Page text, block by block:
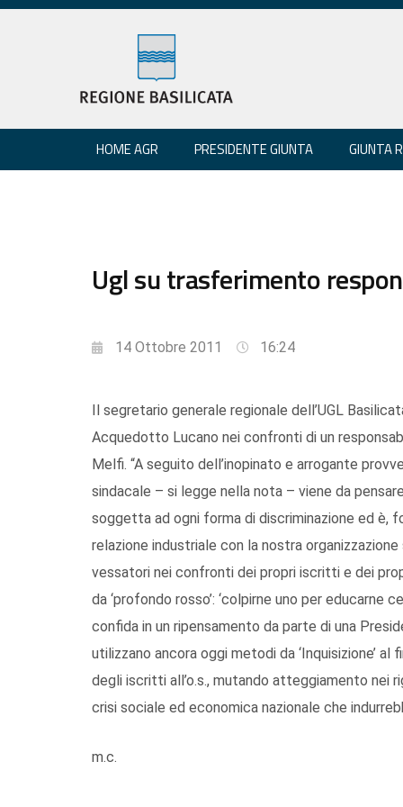
HOME AGR PRESIDENTE GIUNTA GIUNTA
Ugl su trasferimento
14 Ottobre 2011 16:24
Il segretario generale regionale dell’UGL
Acquedotto Lucano nei confronti di un
Melfi. “A seguito dell’inopinato e arrogante
sindacale – si legge nella nota – viene da
soggetta ad ogni forma di discriminazione ed è,
relazione industriale con la nostra
vessatori nei confronti dei propri iscritti e dei
da ‘profondo rosso’: ‘colpirne uno per educarne
confida in un ripensamento da parte di una
utilizzano ancora oggi metodi da ‘Inquisizione’
degli iscritti all’o.s., mutando atteggiamento nei
crisi sociale ed economica nazionale che
m.c.